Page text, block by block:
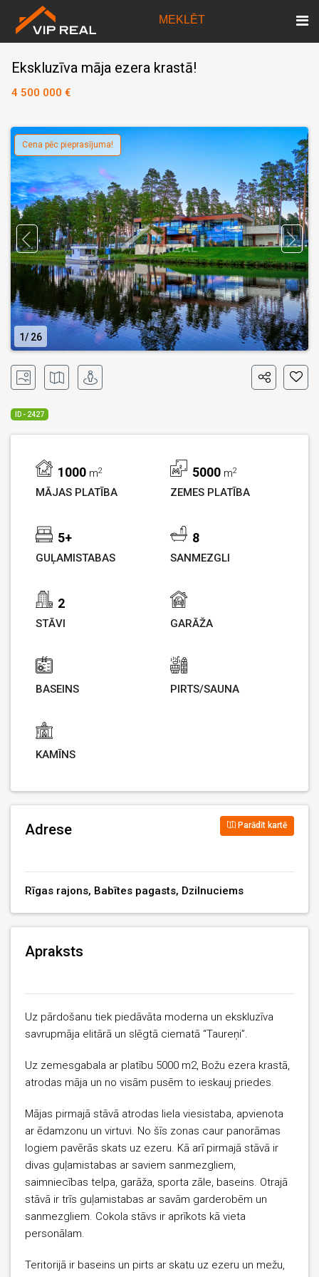
MEKLĒT
Ekskluzīva māja ezera krastā!
4 500 000 €
Cena pēc pieprasījuma!
1 26
ID - 2427
1000 m2
MĀJAS PLATĪBA
5000 m2
ZEMES PLATĪBA
5+
GUĻAMISTABAS
8
SANMEZGLI
2
STĀVI GARĀŽA
BASEINS PIRTS/SAUNA
KAMĪNS
Adrese Parādīt kartē
Rīgas rajons, Babītes pagasts, Dzilnuciems
Apraksts
Uz pārdošanu tiek piedāvāta moderna un ekskluzīva
savrupmāja elitārā un slēgtā ciematā “Taureņi”.
Uz zemesgabala ar platību 5000 m2, Božu ezera krastā,
atrodas māja un no visām pusēm to ieskauj priedes.
Mājas pirmajā stāvā atrodas liela viesistaba, apvienota
ar ēdamzonu un virtuvi. No šīs zonas caur panorāmas
logiem pavērās skats uz ezeru. Kā arī pirmajā stāvā ir
divas guļamistabas ar saviem sanmezgliem,
saimniecības telpa, garāža, sporta zāle, baseins. Otrajā
stāvā ir trīs guļamistabas ar savām garderobēm un
sanmezgliem. Cokola stāvs ir aprīkots kā vieta
personālam.
Teritorijā ir baseins un pirts ar skatu uz ezeru un mežu,